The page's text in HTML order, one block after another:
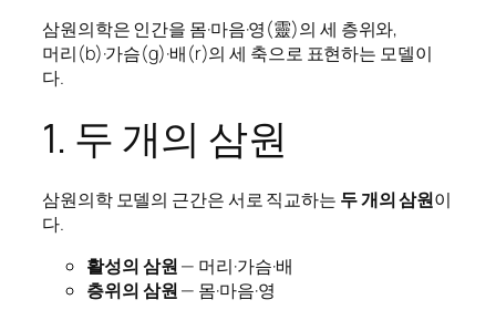
삼원의학은 인간을 몸·마음·영(靈)의 세 층위와,
머리(b)·가슴(g)·배(r)의 세 축으로 표현하는 모델이
다.
1. 두 개의 삼원
삼원의학 모델의 근간은 서로 직교하는 두 개의 삼원이
다.
활성의 삼원— 머리·가슴·배
층위의 삼원— 몸·마음·영